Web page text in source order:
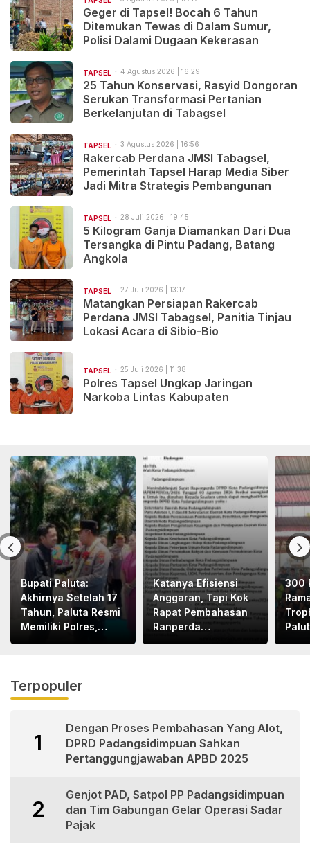
Geger di Tapsel! Bocah 6 Tahun
Ditemukan Tewas di Dalam Sumur,
Polisi Dalami Dugaan Kekerasan
TAPSEL 4 Agustus 2026 | 16:29
25 Tahun Konservasi, Rasyid Dongoran
Serukan Transformasi Pertanian
Berkelanjutan di Tabagsel
TAPSEL 3 Agustus 2026 | 16:56
Rakercab Perdana JMSI Tabagsel,
Pemerintah Tapsel Harap Media Siber
Jadi Mitra Strategis Pembangunan
TAPSEL 28 Juli 2026 | 19:45
5 Kilogram Ganja Diamankan Dari Dua
Tersangka di Pintu Padang, Batang
Angkola
TAPSEL 27 Juli 2026 | 13:17
Matangkan Persiapan Rakercab
Perdana JMSI Tabagsel, Panitia Tinjau
Lokasi Acara di Sibio-Bio
TAPSEL 25 Juli 2026 | 11:38
Polres Tapsel Ungkap Jaringan
Narkoba Lintas Kabupaten
Bupati Paluta:
Akhirnya Setelah 17
Tahun, Paluta Resmi
Memiliki Polres,
Katanya Efisiensi
Anggaran, Tapi Kok
Rapat Pembahasan
Ranperda
300
Terpopuler
1
Dengan Proses Pembahasan Yang Alot,
DPRD Padangsidimpuan Sahkan
Pertanggungjawaban APBD 2025
2
Genjot PAD, Satpol PP Padangsidimpuan
dan Tim Gabungan Gelar Operasi Sadar
Pajak